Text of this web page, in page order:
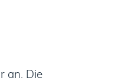
an. Die